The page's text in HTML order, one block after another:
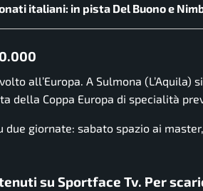
italiani: in pista Del Buono e
all’Europa. A Sulmona (L’Aquila)
della Coppa Europa di specialità
giornate: sabato spazio ai
su Sportface Tv. Per